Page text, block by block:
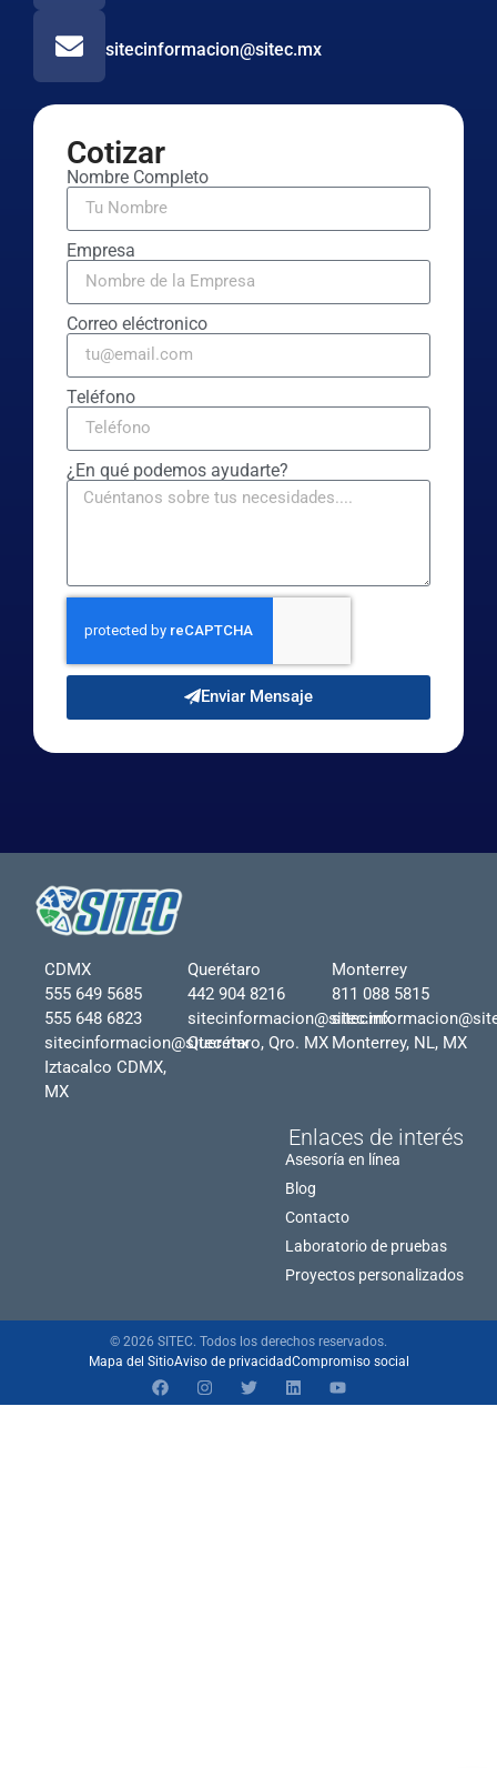
sitecinformacion@sitec.mx
Cotizar
Nombre Completo
Empresa
Correo eléctronico
Teléfono
¿En qué podemos ayudarte?
Enviar Mensaje
CDMX
555 649 5685
555 648 6823
sitecinformacion@sitec.mx
Iztacalco CDMX,
MX
Querétaro
442 904 8216
sitecinformacion@sitec.mx
Querétaro, Qro. MX
Monterrey
811 088 5815
Monterrey, NL, MX
Enlaces de interés
Asesoría en línea
Blog
Contacto
Laboratorio de pruebas
Proyectos personalizados
© 2026 SITEC. Todos los derechos reservados.
Mapa del SitioAviso de privacidadCompromiso social